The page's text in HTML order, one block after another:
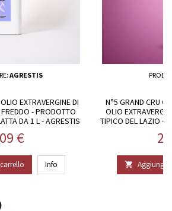
AGRESTIS
EXTRAVERGINE DI
- PRODOTTO
DA 1 L - AGRESTIS
€
Info
N°5 GRAND CRU
OLIO
TIPICO DEL LAZIO -
 Aggiungi